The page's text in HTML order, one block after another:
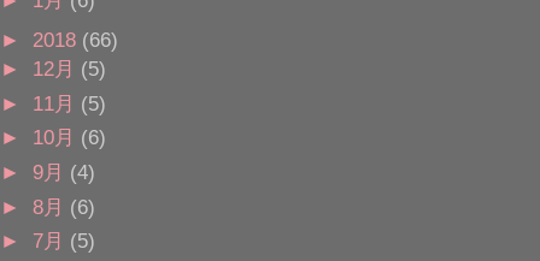
► 2018 (66)
► 12月 (5)
► 11月 (5)
► 10月 (6)
► 9月 (4)
► 8月 (6)
► 7月 (5)